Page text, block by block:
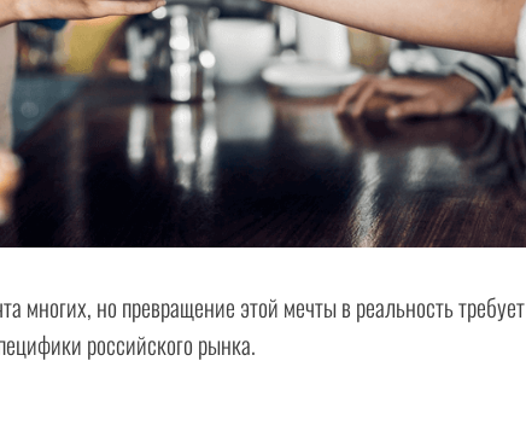
многих, но превращение этой мечты в реальность требует
российского рынка.